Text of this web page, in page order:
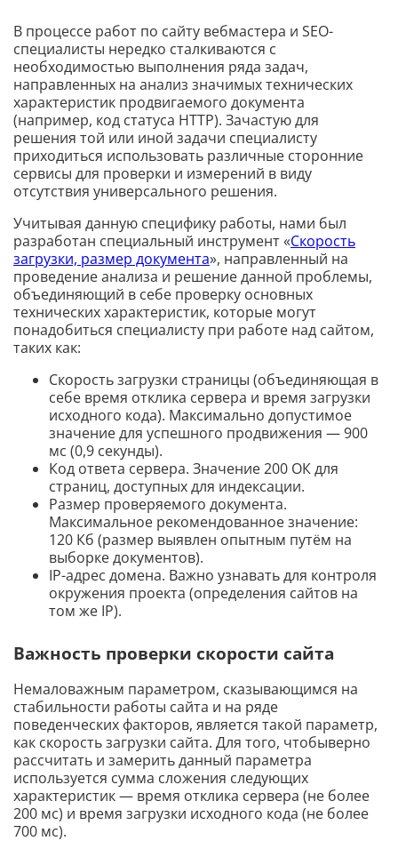
В процессе работ по сайту вебмастера и SEO-
специалисты нередко сталкиваются с
необходимостью выполнения ряда задач,
направленных на анализ значимых технических
характеристик продвигаемого документа
(например, код статуса HTTP). Зачастую для
решения той или иной задачи специалисту
приходиться использовать различные сторонние
сервисы для проверки и измерений в виду
отсутствия универсального решения.
Учитывая данную специфику работы, нами был
разработан специальный инструмент «Скорость
загрузки, размер документа», направленный на
проведение анализа и решение данной проблемы,
объединяющий в себе проверку основных
технических характеристик, которые могут
понадобиться специалисту при работе над сайтом,
таких как:
Скорость загрузки страницы (объединяющая в
себе время отклика сервера и время загрузки
исходного кода). Максимально допустимое
значение для успешного продвижения — 900
мс (0,9 секунды).
Код ответа сервера. Значение 200 ОК для
страниц, доступных для индексации.
Размер проверяемого документа.
Максимальное рекомендованное значение:
120 Кб (размер выявлен опытным путём на
выборке документов).
IP-адрес домена. Важно узнавать для контроля
окружения проекта (определения сайтов на
том же IP).
Важность проверки скорости сайта
Немаловажным параметром, сказывающимся на
стабильности работы сайта и на ряде
поведенческих факторов, является такой параметр,
как скорость загрузки сайта. Для того, чтобыверно
рассчитать и замерить данный параметра
используется сумма сложения следующих
характеристик — время отклика сервера (не более
200 мс) и время загрузки исходного кода (не более
700 мс).